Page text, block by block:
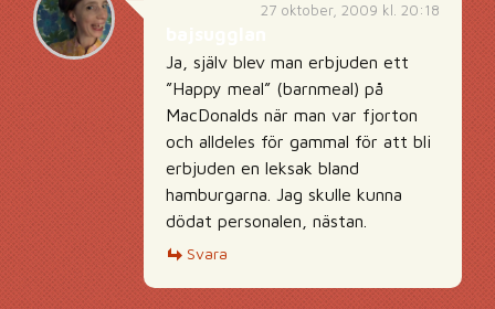
27 oktober, 2009 kl. 20:18
Ja, själv blev man erbjuden ett
”Happy meal” (barnmeal) på
MacDonalds när man var fjorton
och alldeles för gammal för att bli
erbjuden en leksak bland
hamburgarna. Jag skulle kunna
dödat personalen, nästan.
Svara